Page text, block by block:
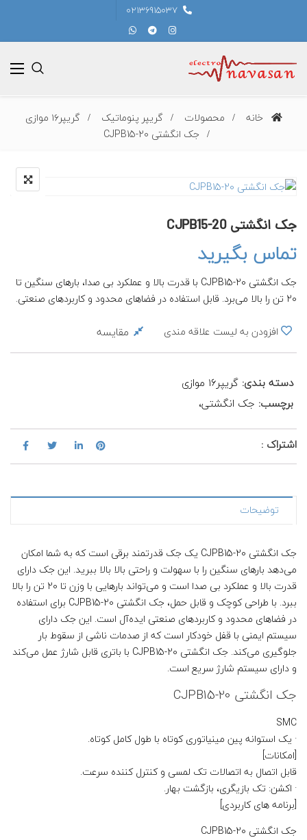
02136915037
خانه محصولات گریپر پنوماتیک
گریپر۱۶ موازی
جک انگشتی CJPB15-20
جک انگشتی CJPB15-20
تماس بگیرید
جک انگشتی CJPB15-20 با قدرت بالا و عملکرد بی صدا، بارهای سنگین تا
20 تن را بالا می‌برد. قابل استفاده در فضاهای محدود و کاربردهای صنعتی.
افزودن به لیست علاقه مندی
مقایسه
دسته بندی: گریپر۱۶ موازی
برچسب: جک انگشتی،
اشتراک :
توضیحات
جک انگشتی CJPB15-20 یک جک قدرتمند برقی است که به شما امکان
می‌دهد بارهای سنگین را با سهولت و راحتی بالا بالا ببرید. این جک دارای
قدرت بالا و عملکرد بی صدا است و می‌تواند بارهایی با وزن تا 20 تن را بالا
ببرد. با طراحی کوچک و قابل حمل، جک انگشتی CJPB15-20 برای استفاده
در فضاهای محدود و کاربردهای صنعتی ایده‌آل است. این جک دارای
سیستم ایمنی با قفل خودکار است که از صدمات ناشی از سقوط بار
جلوگیری می‌کند. جک انگشتی CJPB15-20 با باتری قابل شارژ عمل می‌کند
و دارای سیستم شارژ سریع است.
جک انگشتی CJPB15-20
SMC
· یک استوانه پین ​​مینیاتوری کوتاه با طول کامل کوتاه.
[امکانات]
قابل اتصال به اتصالات تک لمسی و کنترل کننده سرعت.
· اکشن: تک بازیگری، بازگشت بهار.
[برنامه های کاربردی]
جک انگشتی CJPB15-20